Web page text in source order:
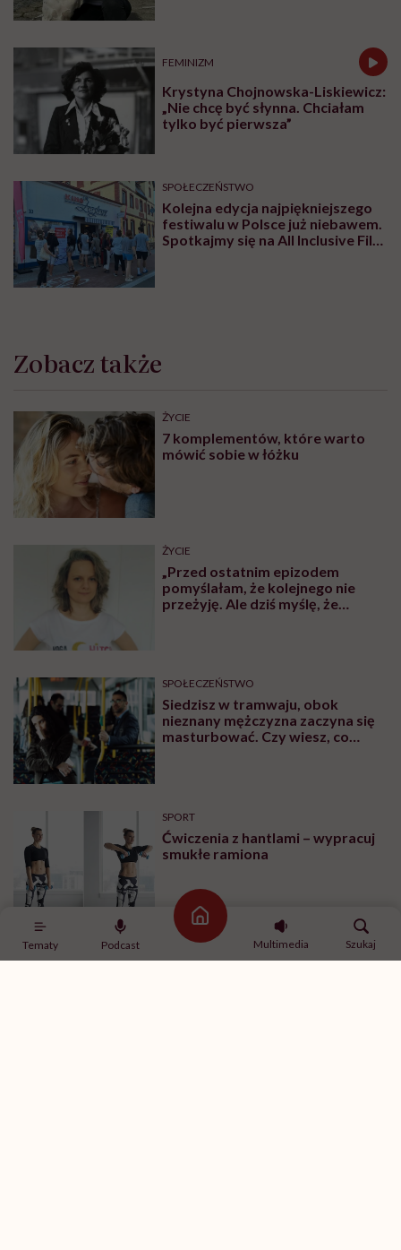
Tematy Podcast
Strona główna
Multimedia
Szukaj
FEMINIZM
Krystyna Chojnowska-Liskiewicz:
„Nie chcę być słynna. Chciałam
tylko być pierwsza”
SPOŁECZEŃSTWO
Kolejna edycja najpiękniejszego
festiwalu w Polsce już niebawem.
Spotkajmy się na All Inclusive Film
Zobacz także
ŻYCIE
7 komplementów, które warto
mówić sobie w łóżku
ŻYCIE
„Przed ostatnim epizodem
pomyślałam, że kolejnego nie
przeżyję. Ale dziś myślę, że
SPOŁECZEŃSTWO
Siedzisz w tramwaju, obok
nieznany mężczyzna zaczyna się
masturbować. Czy wiesz, co
SPORT
Ćwiczenia z hantlami – wypracuj
smukłe ramiona